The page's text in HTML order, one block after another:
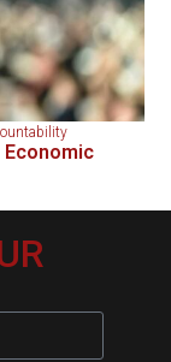
Economic